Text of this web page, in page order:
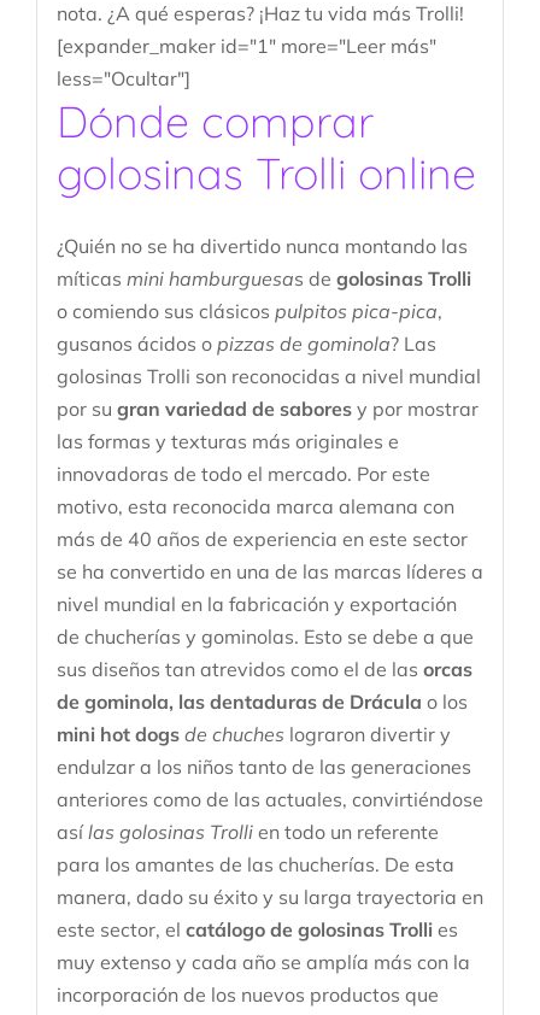
nota. ¿A qué esperas? ¡Haz tu vida más Trolli!
[expander_maker id="1" more="Leer más"
less="Ocultar"]
Dónde comprar
golosinas Trolli online
¿Quién no se ha divertido nunca montando las
míticas mini hamburguesas de golosinas Trolli
o comiendo sus clásicos pulpitos pica-pica,
gusanos ácidos o pizzas de gominola? Las
golosinas Trolli son reconocidas a nivel mundial
por su gran variedad de saboresy por mostrar
las formas y texturas más originales e
innovadoras de todo el mercado. Por este
motivo, esta reconocida marca alemana con
más de 40 años de experiencia en este sector
se ha convertido en una de las marcas líderes a
nivel mundial en la fabricación y exportación
de chucherías y gominolas. Esto se debe a que
sus diseños tan atrevidos como el de las orcas
de gominola, las dentaduras de Drácula o los
mini hot dogsde chuches lograron divertir y
endulzar a los niños tanto de las generaciones
anteriores como de las actuales, convirtiéndose
así las golosinas Trollien todo un referente
para los amantes de las chucherías. De esta
manera, dado su éxito y su larga trayectoria en
este sector, el catálogo de golosinas Trollies
muy extenso y cada año se amplía más con la
incorporación de los nuevos productos que